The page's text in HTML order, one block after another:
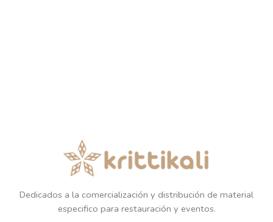
Dedicados a la comercialización y distribución de material
especifico para restauración y eventos.